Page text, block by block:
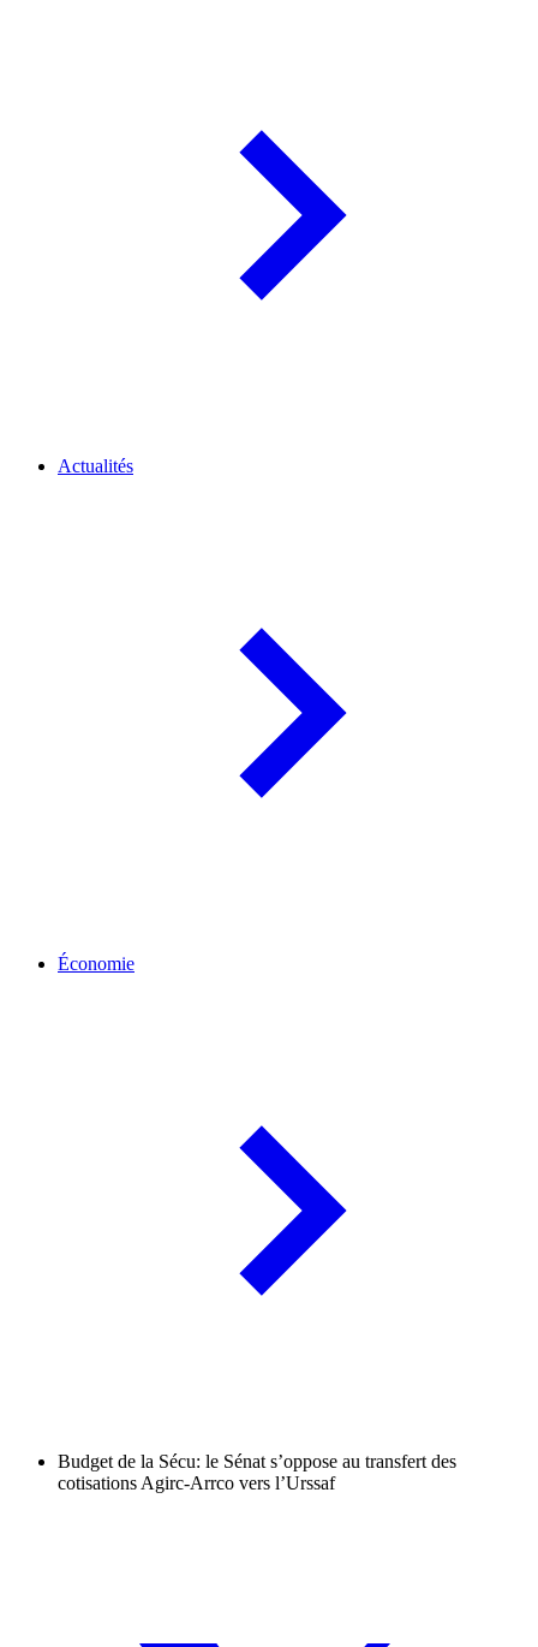
Actualités
Économie
Budget de la Sécu: le Sénat s’oppose au transfert des
cotisations Agirc-Arrco vers l’Urssaf